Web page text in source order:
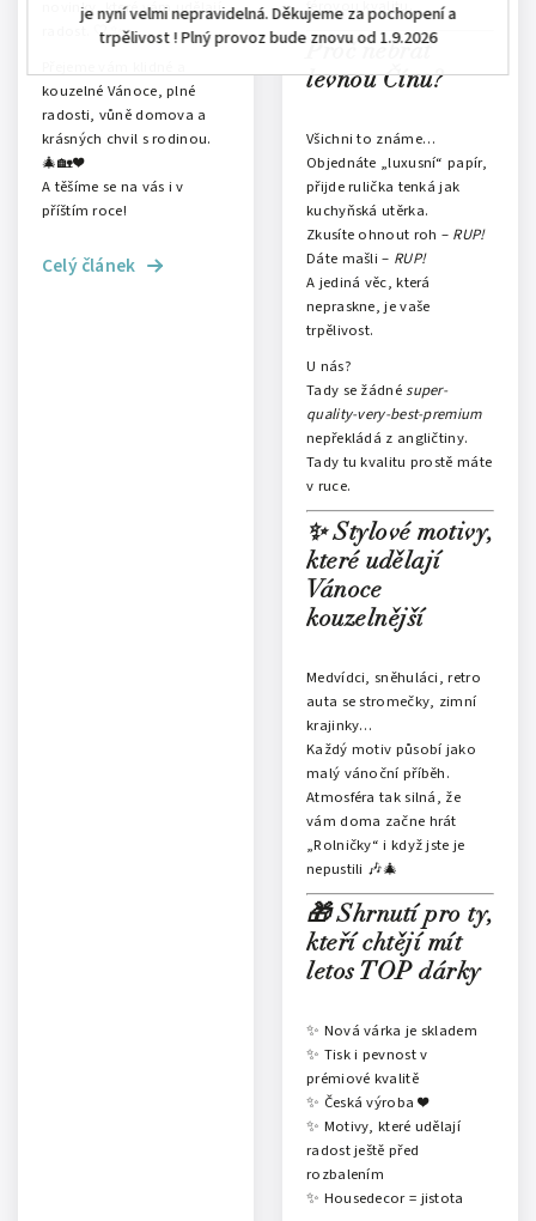
je nyní velmi nepravidelná. Děkujeme za pochopení a
trpělivost ! Plný provoz bude znovu od 1.9.2026
novinky, které vám udělají
radost. 🤍✨
kouzelné Vánoce, plné
radosti, vůně domova a
krásných chvil s rodinou.
🎄🏡❤️
A těšíme se na vás i v
příštím roce!
Celý článek
férovou kvalitu.
levnou Čínu?
Všichni to známe…
Objednáte „luxusní“ papír,
přijde rulička tenká jak
kuchyňská utěrka.
Zkusíte ohnout roh – RUP!
Dáte mašli – RUP!
A jediná věc, která
nepraskne, je vaše
trpělivost.
U nás?
Tady se žádnésuper-
quality-very-best-premium
nepřekládá z angličtiny.
Tady tu kvalitu prostě máte
v ruce.
✨ Stylové motivy,
které udělají
Vánoce
kouzelnější
Medvídci, sněhuláci, retro
auta se stromečky, zimní
krajinky…
Každý motiv působí jako
malý vánoční příběh.
Atmosféra tak silná, že
vám doma začne hrát
„Rolničky“ i když jste je
nepustili 🎶🎄
🎁 Shrnutí pro ty,
kteří chtějí mít
letos TOP dárky
✨ Nová várka je skladem
✨ Tisk i pevnost v
prémiové kvalitě
✨ Česká výroba ❤️
✨ Motivy, které udělají
radost ještě před
rozbalením
✨ Housedecor = jistota